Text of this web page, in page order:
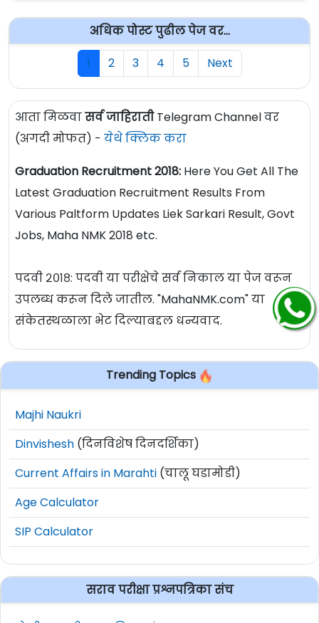
अधिक पोस्ट पुढील पेज वर...
1
2 3 4 5 Next
आता मिळवासर्व जाहिरातीTelegram Channel वर
(अगदी मोफत) - येथे क्लिक करा
Graduation Recruitment 2018: Here You Get All The
Latest Graduation Recruitment Results From
Various Paltform Updates Liek Sarkari Result, Govt
Jobs, Maha NMK 2018 etc.
पदवी २०१८: पदवी या परीक्षेचे सर्व निकाल या पेज वरून
उपलब्ध करून दिले जातील. "MahaNMK.com" या
संकेतस्थळाला भेट दिल्याबद्दल धन्यवाद.
Trending Topics
Majhi Naukri
Dinvishesh (दिनविशेष दिनदर्शिका)
Current Affairs in Marahti (चालू घडामोडी)
Age Calculator
SIP Calculator
सराव परीक्षा प्रश्नपत्रिका संच